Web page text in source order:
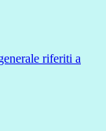
riferiti a